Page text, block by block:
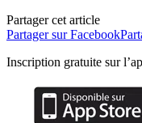
Partager cet article
Partager sur Facebook
Inscription gratuite sur